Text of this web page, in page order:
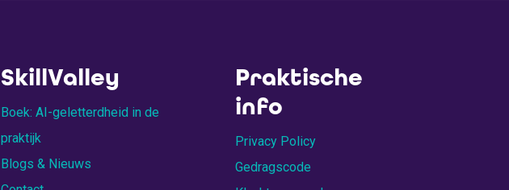
SkillValley
Boek: AI-geletterdheid in de
praktijk
Blogs & Nieuws
Praktische
info
Privacy Policy
Gedragscode